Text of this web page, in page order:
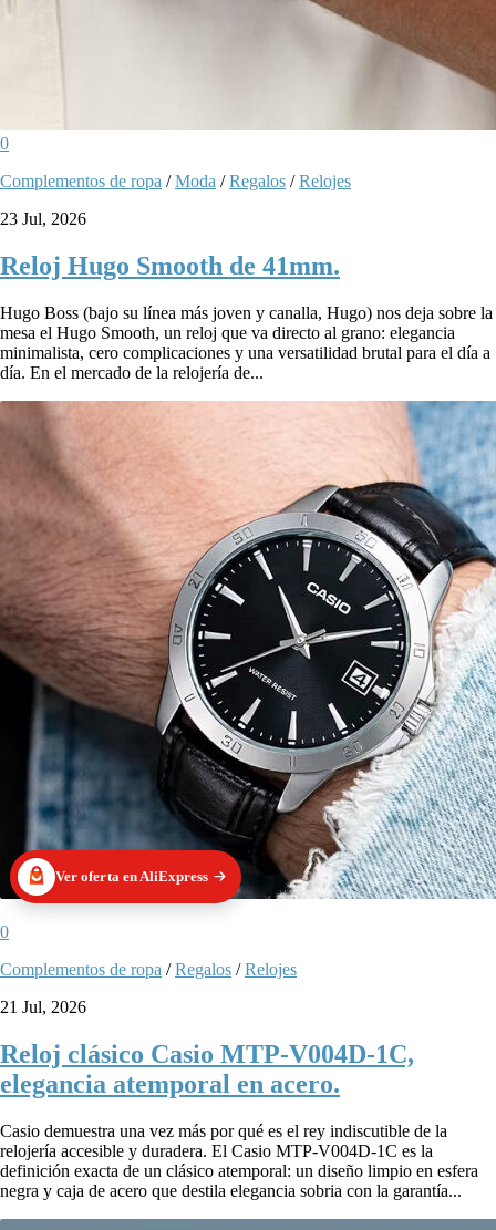
0
Complementos de ropa /Moda /Regalos /Relojes
23 Jul, 2026
Reloj Hugo Smooth de 41mm.
Hugo Boss (bajo su línea más joven y canalla, Hugo) nos deja sobre la
mesa el Hugo Smooth, un reloj que va directo al grano: elegancia
minimalista, cero complicaciones y una versatilidad brutal para el día a
día. En el mercado de la relojería de...
Ver oferta en AliExpress
0
Complementos de ropa /Regalos /Relojes
21 Jul, 2026
Reloj clásico Casio MTP-V004D-1C,
elegancia atemporal en acero.
Casio demuestra una vez más por qué es el rey indiscutible de la
relojería accesible y duradera. El Casio MTP-V004D-1C es la
definición exacta de un clásico atemporal: un diseño limpio en esfera
negra y caja de acero que destila elegancia sobria con la garantía...